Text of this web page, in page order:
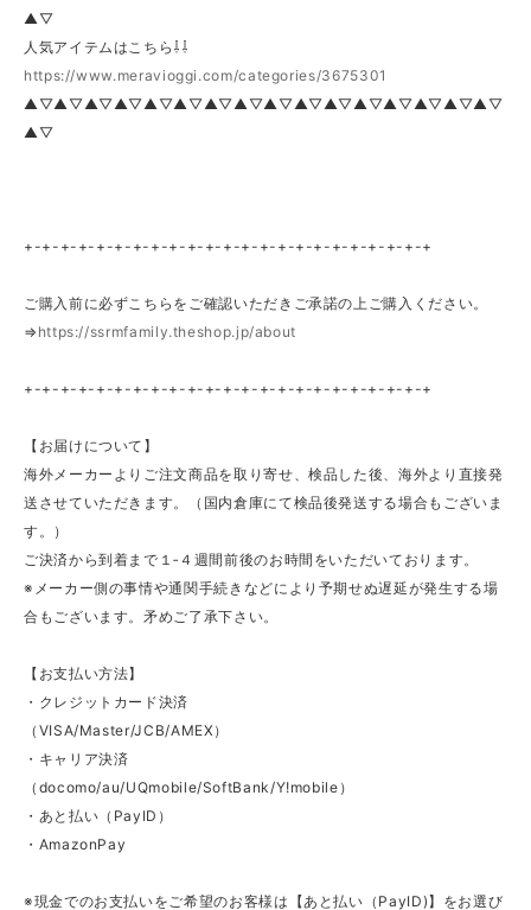
▲▽
人気アイテムはこちら⇩⇩
https://www.meravioggi.com/categories/3675301
▲▽▲▽▲▽▲▽▲▽▲▽▲▽▲▽▲▽▲▽▲▽▲▽▲▽▲▽▲▽▲▽
▲▽
+-+-+-+-+-+-+-+-+-+-+-+-+-+-+-+-+-+-+-+-+-+-+
ご購入前に必ずこちらをご確認いただきご承諾の上ご購入ください。
⇒ https://ssrmfamily.theshop.jp/about
+-+-+-+-+-+-+-+-+-+-+-+-+-+-+-+-+-+-+-+-+-+-+
【お届けについて】
海外メーカーよりご注文商品を取り寄せ、検品した後、海外より直接発
送させていただきます。（国内倉庫にて検品後発送する場合もございま
す。）
ご決済から到着まで１‐４週間前後のお時間をいただいております。
※メーカー側の事情や通関手続きなどにより予期せぬ遅延が発生する場
合もございます。矛めご了承下さい。
【お支払い方法】
・クレジットカード決済
（VISA/Master/JCB/AMEX）
・キャリア決済
（docomo/au/UQmobile/SoftBank/Y!mobile）
・あと払い（PayID）
・AmazonPay
※現金でのお支払いをご希望のお客様は【あと払い（PayID)】をお選び